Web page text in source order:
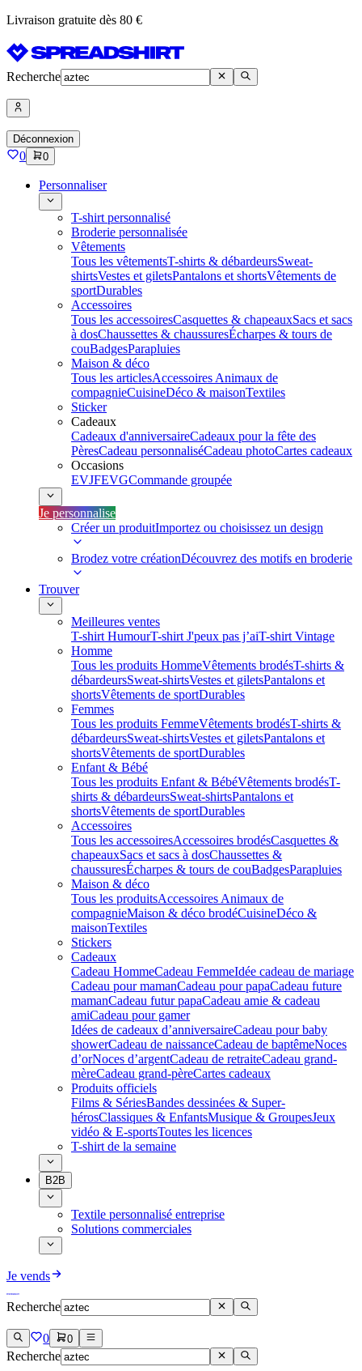
Livraison gratuite dès 80 €
Recherche
Déconnexion
0 0
Personnaliser
T-shirt personnalisé
Broderie personnalisée
Vêtements
Tous les vêtementsT-shirts & débardeursSweat-
shirtsVestes et giletsPantalons et shortsVêtements de
sportDurables
Accessoires
Tous les accessoiresCasquettes & chapeauxSacs et sacs
à dosChaussettes & chaussuresÉcharpes & tours de
couBadgesParapluies
Maison & déco
Tous les articlesAccessoires Animaux de
compagnieCuisineDéco & maisonTextiles
Sticker
Cadeaux
Cadeaux d'anniversaireCadeaux pour la fête des
PèresCadeau personnaliséCadeau photoCartes cadeaux
Occasions
EVJFEVGCommande groupée
Je personnalise
Créer un produitImportez ou choisissez un design
Brodez votre créationDécouvrez des motifs en broderie
Trouver
Meilleures ventes
T-shirt HumourT-shirt J'peux pas j’aiT-shirt Vintage
Homme
Tous les produits HommeVêtements brodésT-shirts &
débardeursSweat-shirtsVestes et giletsPantalons et
shortsVêtements de sportDurables
Femmes
Tous les produits FemmeVêtements brodésT-shirts &
débardeursSweat-shirtsVestes et giletsPantalons et
shortsVêtements de sportDurables
Enfant & Bébé
Tous les produits Enfant & BébéVêtements brodésT-
shirts & débardeursSweat-shirtsPantalons et
shortsVêtements de sportDurables
Accessoires
Tous les accessoiresAccessoires brodésCasquettes &
chapeauxSacs et sacs à dosChaussettes &
chaussuresÉcharpes & tours de couBadgesParapluies
Maison & déco
Tous les produitsAccessoires Animaux de
compagnieMaison & déco brodéCuisineDéco &
maisonTextiles
Stickers
Cadeaux
Cadeau HommeCadeau FemmeIdée cadeau de mariage​
Cadeau pour mamanCadeau pour papaCadeau future
mamanCadeau futur papaCadeau amie & cadeau
amiCadeau pour gamer
Idées de cadeaux d’anniversaireCadeau pour baby
showerCadeau de naissanceCadeau de baptêmeNoces
d’orNoces d’argentCadeau de retraiteCadeau grand-
mèreCadeau grand-pèreCartes cadeaux
Produits officiels
Films & SériesBandes dessinées & Super-
hérosClassiques & EnfantsMusique & GroupesJeux
vidéo & E-sportsToutes les licences
T-shirt de la semaine
B2B
Textile personnalisé entreprise
Solutions commerciales
Je vends
Recherche
0 0
Recherche